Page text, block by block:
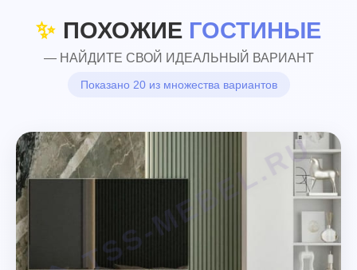
✨ ПОХОЖИЕ ГОСТИНЫЕ
— НАЙДИТЕ СВОЙ ИДЕАЛЬНЫЙ ВАРИАНТ
Показано 20 из множества вариантов